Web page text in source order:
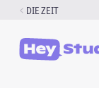
Zum
springen
DIE ZEIT